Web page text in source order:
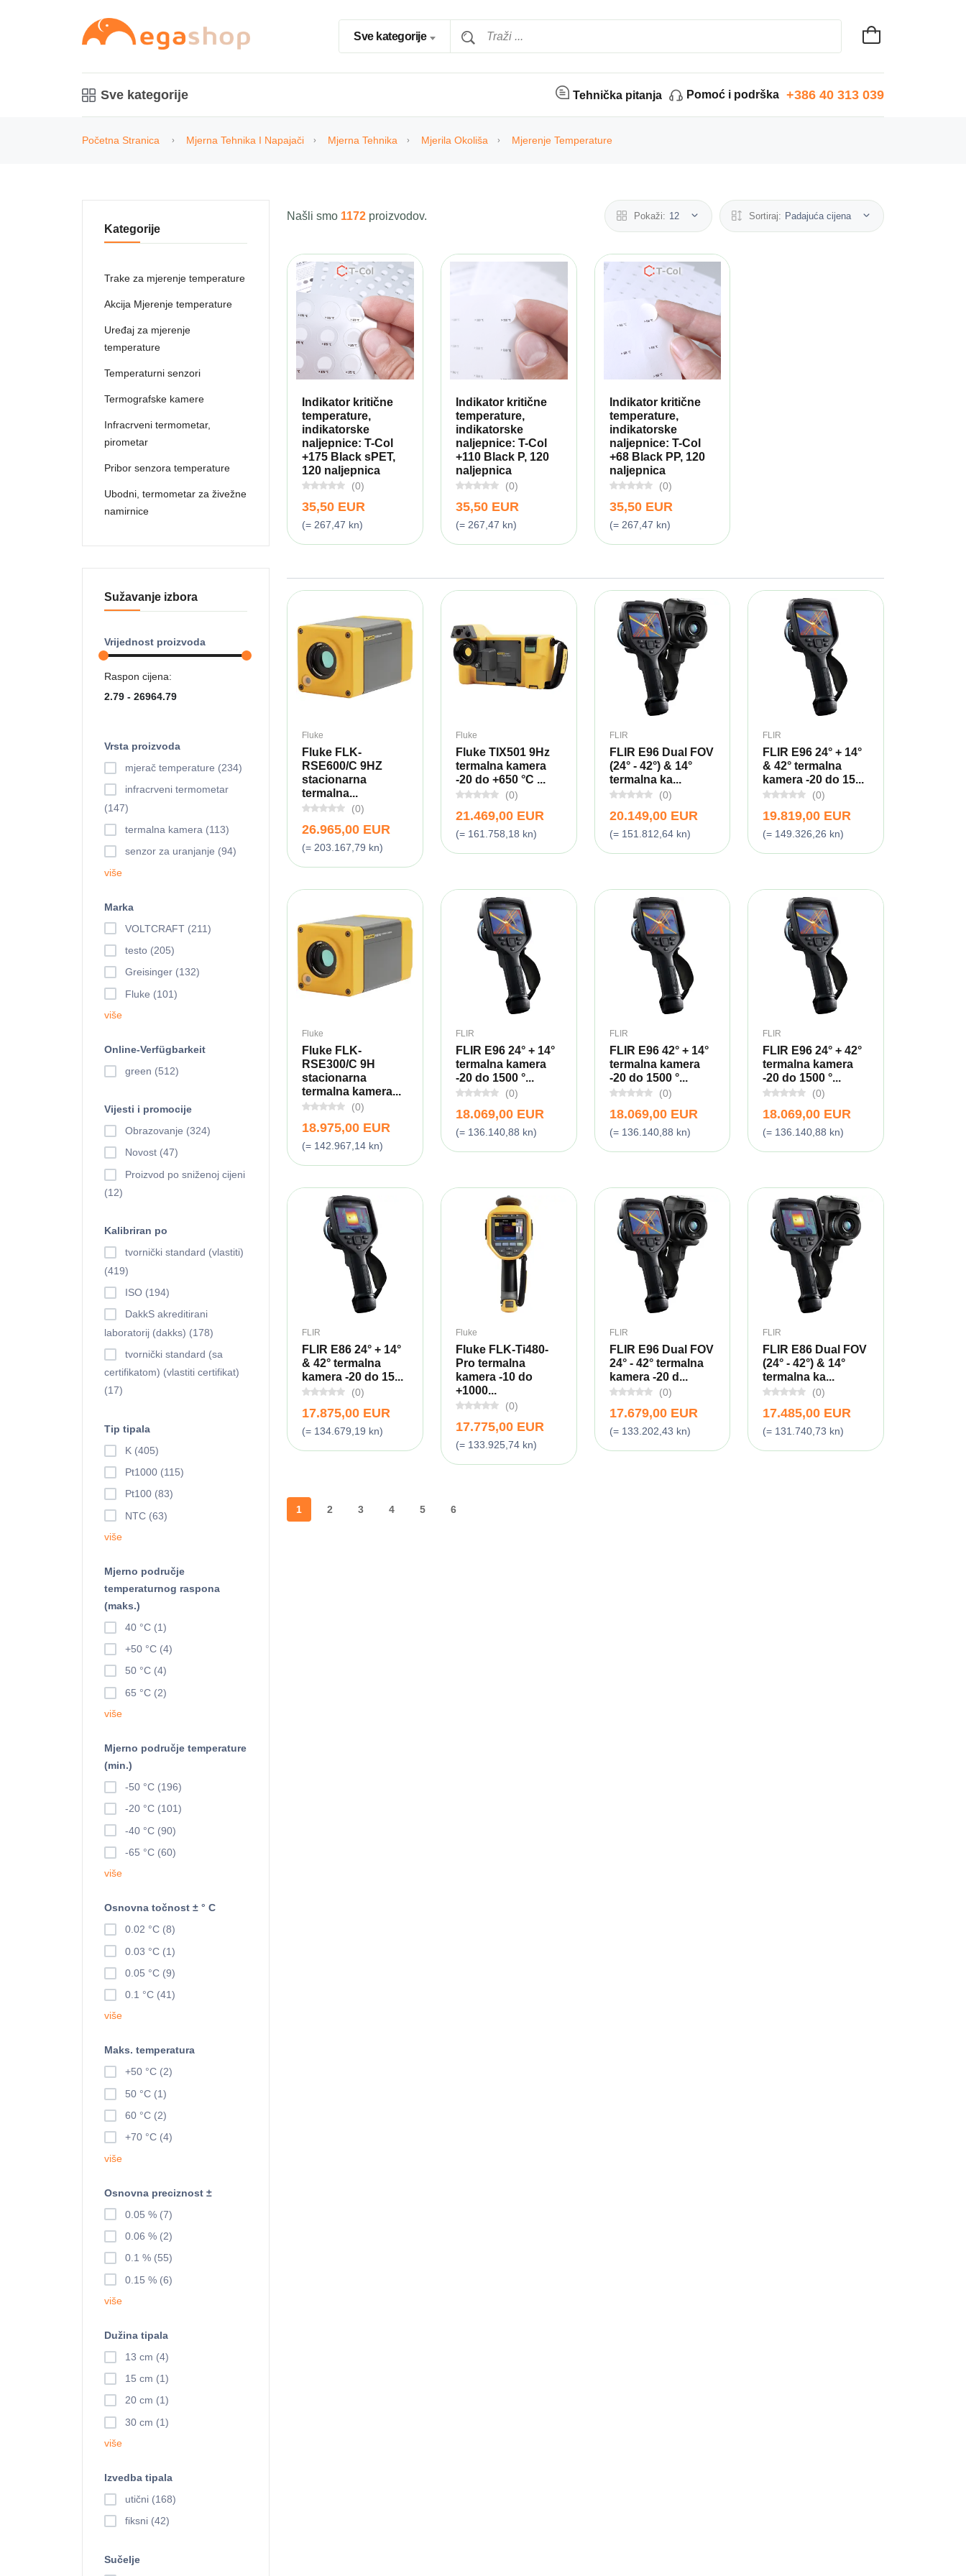
Sve kategorije
Sve kategorije Tehnička pitanja Pomoć i podrška +386 40 313 039
Početna Stranica Mjerna Tehnika I Napajači Mjerna Tehnika Mjerila Okoliša Mjerenje Temperature
Našli smo 1172 proizvodov. Pokaži: 12 Sortiraj: Padajuća cijena
Indikator kritične
temperature,
indikatorske
naljepnice: T-Col
+175 Black sPET,
120 naljepnica
(0)
35,50 EUR
(= 267,47 kn)
Indikator kritične
temperature,
indikatorske
naljepnice: T-Col
+110 Black P, 120
naljepnica
(0)
35,50 EUR
(= 267,47 kn)
Indikator kritične
temperature,
indikatorske
naljepnice: T-Col
+68 Black PP, 120
naljepnica
(0)
35,50 EUR
(= 267,47 kn)
Fluke
Fluke FLK-
RSE600/C 9HZ
stacionarna
termalna...
(0)
26.965,00 EUR
(= 203.167,79 kn)
Fluke
Fluke TIX501 9Hz
termalna kamera
-20 do +650 °C ...
(0)
21.469,00 EUR
(= 161.758,18 kn)
FLIR
FLIR E96 Dual FOV
(24° - 42°) & 14°
termalna ka...
(0)
20.149,00 EUR
(= 151.812,64 kn)
FLIR
FLIR E96 24° + 14°
& 42° termalna
kamera -20 do 15...
(0)
19.819,00 EUR
(= 149.326,26 kn)
Fluke
Fluke FLK-
RSE300/C 9H
stacionarna
termalna kamera...
(0)
18.975,00 EUR
(= 142.967,14 kn)
FLIR
FLIR E96 24° + 14°
termalna kamera
-20 do 1500 °...
(0)
18.069,00 EUR
(= 136.140,88 kn)
FLIR
FLIR E96 42° + 14°
termalna kamera
-20 do 1500 °...
(0)
18.069,00 EUR
(= 136.140,88 kn)
FLIR
FLIR E96 24° + 42°
termalna kamera
-20 do 1500 °...
(0)
18.069,00 EUR
(= 136.140,88 kn)
FLIR
FLIR E86 24° + 14°
& 42° termalna
kamera -20 do 15...
(0)
17.875,00 EUR
(= 134.679,19 kn)
Fluke
Fluke FLK-Ti480-
Pro termalna
kamera -10 do
+1000...
(0)
17.775,00 EUR
(= 133.925,74 kn)
FLIR
FLIR E96 Dual FOV
24° - 42° termalna
kamera -20 d...
(0)
17.679,00 EUR
(= 133.202,43 kn)
FLIR
FLIR E86 Dual FOV
(24° - 42°) & 14°
termalna ka...
(0)
17.485,00 EUR
(= 131.740,73 kn)
1 2 3 4 5 6
Kategorije
Trake za mjerenje temperature
Akcija Mjerenje temperature
Uređaj za mjerenje
temperature
Temperaturni senzori
Termografske kamere
Infracrveni termometar,
pirometar
Pribor senzora temperature
Ubodni, termometar za živežne
namirnice
Sužavanje izbora
Vrijednost proizvoda
Raspon cijena:
Vrsta proizvoda
mjerač temperature (234)
infracrveni termometar
(147)
termalna kamera (113)
senzor za uranjanje (94)
više
Marka
VOLTCRAFT (211)
testo (205)
Greisinger (132)
Fluke (101)
više
Online-Verfügbarkeit
green (512)
Vijesti i promocije
Obrazovanje (324)
Novost (47)
Proizvod po sniženoj cijeni
(12)
Kalibriran po
tvornički standard (vlastiti)
(419)
ISO (194)
DakkS akreditirani
laboratorij (dakks) (178)
tvornički standard (sa
certifikatom) (vlastiti certifikat)
(17)
Tip tipala
K (405)
Pt1000 (115)
Pt100 (83)
NTC (63)
više
Mjerno područje
temperaturnog raspona
(maks.)
40 °C (1)
+50 °C (4)
50 °C (4)
65 °C (2)
više
Mjerno područje temperature
(min.)
-50 °C (196)
-20 °C (101)
-40 °C (90)
-65 °C (60)
više
Osnovna točnost ± ° C
0.02 °C (8)
0.03 °C (1)
0.05 °C (9)
0.1 °C (41)
više
Maks. temperatura
+50 °C (2)
50 °C (1)
60 °C (2)
+70 °C (4)
više
Osnovna preciznost ±
0.05 % (7)
0.06 % (2)
0.1 % (55)
0.15 % (6)
više
Dužina tipala
13 cm (4)
15 cm (1)
20 cm (1)
30 cm (1)
više
Izvedba tipala
utični (168)
fiksni (42)
Sučelje